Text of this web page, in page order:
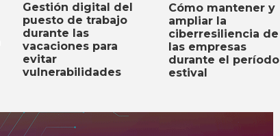
Gestión digital del
puesto de trabajo
durante las
vacaciones para
evitar
vulnerabilidades
Cómo mantener y
ampliar la
ciberresiliencia de
las empresas
durante el período
estival